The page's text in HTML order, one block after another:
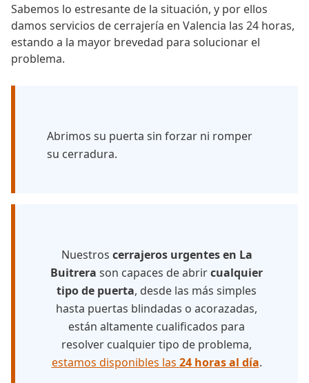
Sabemos lo estresante de la situación, y por ellos
damos servicios de cerrajería en Valencia las 24 horas,
estando a la mayor brevedad para solucionar el
problema.
Abrimos su puerta sin forzar ni romper
su cerradura.
Nuestros cerrajeros urgentes en La
Buitrera son capaces de abrircualquier
tipo de puerta, desde las más simples
hasta puertas blindadas o acorazadas,
están altamente cualificados para
resolver cualquier tipo de problema,
estamos disponibles las 24 horas al día.